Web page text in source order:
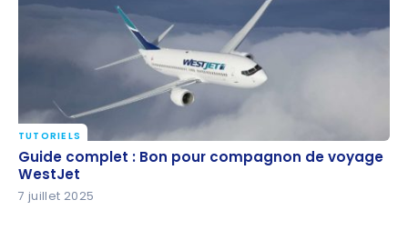
Guide complet : Bon pour compagnon de voyage
WestJet
TUTORIELS
Guide complet : Bon pour compagnon de voyage
WestJet
7 juillet 2025